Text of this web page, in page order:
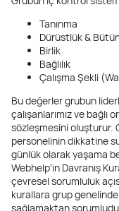
Tanınma
Dürüstlük &
Birlik
Bağlılık
Çalışma Şekli
Bu değerler grubun
çalışanlarımız ve bağlı
sözleşmesini oluşturur.
personelinin dikkatine
günlük olarak yaşama
Webhelp'in Davranış
çevresel sorumluluk
kurallara grup genelinde
sağlamaktan